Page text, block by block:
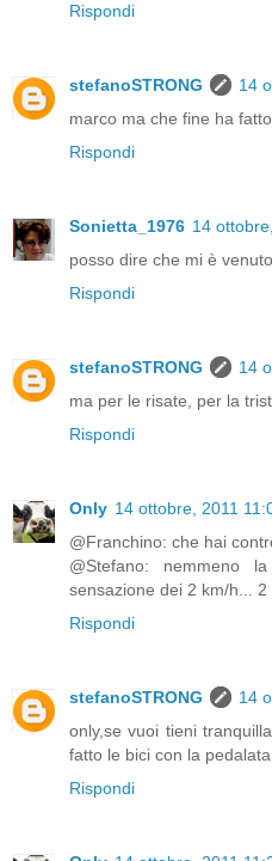
Rispondi
stefanoSTRONG
14
marco ma che fine ha
Rispondi
Sonietta_1976 14
posso dire che mi è
Rispondi
stefanoSTRONG
14
ma per le risate, per la
Rispondi
Only 14 ottobre, 2011
@Franchino: che hai
@Stefano: nemmeno
sensazione dei 2 km/h...
Rispondi
stefanoSTRONG
14
only,se vuoi tieni
fatto le bici con la
Rispondi